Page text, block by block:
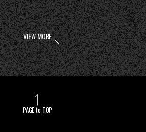
VIEW MORE
PAGE to TOP